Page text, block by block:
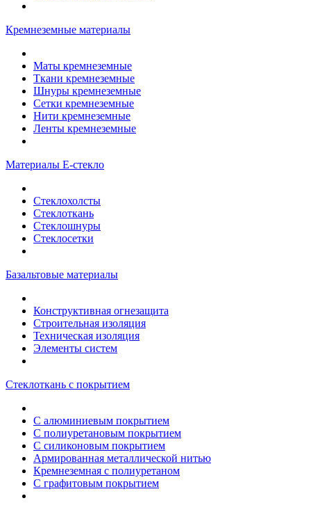
Кремнеземные материалы
Маты кремнеземные
Ткани кремнеземные
Шнуры кремнеземные
Сетки кремнеземные
Нити кремнеземные
Ленты кремнеземные
Материалы Е-стекло
Стеклохолсты
Стеклоткань
Стеклошнуры
Стеклосетки
Базальтовые материалы
Конструктивная огнезащита
Строительная изоляция
Техническая изоляция
Элементы систем
Стеклоткань с покрытием
С алюминиевым покрытием
С полиуретановым покрытием
С силиконовым покрытием
Армированная металлической нитью
Кремнеземная с полиуретаном
С графитовым покрытием